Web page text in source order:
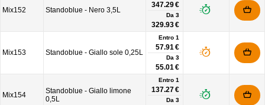
Mix152 Standoblue - Nero 3,5L
347.29 €
Da 3
329.93 €
Mix153 Standoblue - Giallo sole 0,25L
Entro 1
57.91 €
Da 3
55.01 €
Mix154
Standoblue - Giallo limone
0,5L
Entro 1
137.27 €
Da 3